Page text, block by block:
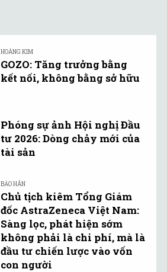
HOÀNG KIM
GOZO: Tăng trưởng bằng
kết nối, không bằng sở hữu
Phóng sự ảnh Hội nghị Đầu
tư 2026: Dòng chảy mới của
tài sản
BẢO HÂN
Chủ tịch kiêm Tổng Giám
đốc AstraZeneca Việt Nam:
Sàng lọc, phát hiện sớm
không phải là chi phí, mà là
đầu tư chiến lược vào vốn
con người